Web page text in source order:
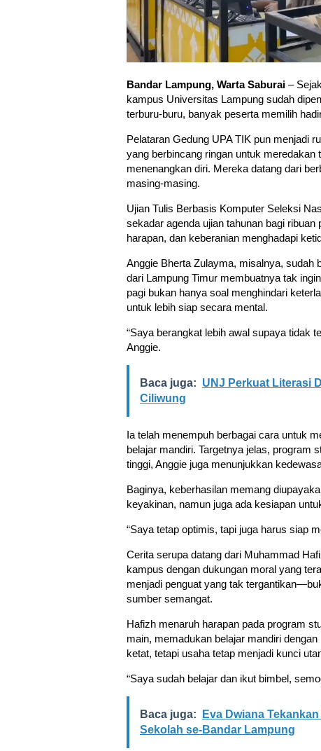
Bandar Lampung, Warta Saburai –
kampus Universitas Lampung sudah
terburu-buru, banyak peserta memilih
Pelataran Gedung UPA TIK pun menjadi
yang berbincang ringan untuk
menenangkan diri. Mereka datang dari
masing-masing.
Ujian Tulis Berbasis Komputer Seleksi
sekadar agenda ujian tahunan bagi
harapan, dan keberanian menghadapi
Anggie Bherta Zulayma, misalnya, sudah
dari Lampung Timur membuatnya tak
pagi bukan hanya soal menghindari
untuk lebih siap secara mental.
“Saya berangkat lebih awal supaya tidak
Anggie.
Baca juga: UNJ Perkuat Literasi
Ciliwung
Ia telah menempuh berbagai cara untuk
belajar mandiri. Targetnya jelas, program
tinggi, Anggie juga menunjukkan
Baginya, keberhasilan memang
keyakinan, namun juga ada kesiapan
“Saya tetap optimis, tapi juga harus siap
Cerita serupa datang dari Muhammad
kampus dengan dukungan moral yang
menjadi penguat yang tak
sumber semangat.
Hafizh menaruh harapan pada program
main, memadukan belajar mandiri
ketat, tetapi usaha tetap menjadi kunci
“Saya sudah belajar dan ikut bimbel,
Baca juga:
Eva Dwiana
Sekolah se-Bandar Lampung